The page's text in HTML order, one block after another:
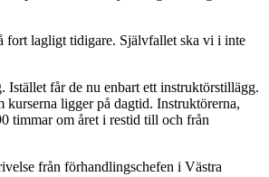
fort lagligt tidigare. Självfallet ska vi i inte
får de nu enbart ett instruktörstillägg.
kurserna ligger på dagtid. Instruktörerna,
timmar om året i restid till och från
från förhandlingschefen i Västra